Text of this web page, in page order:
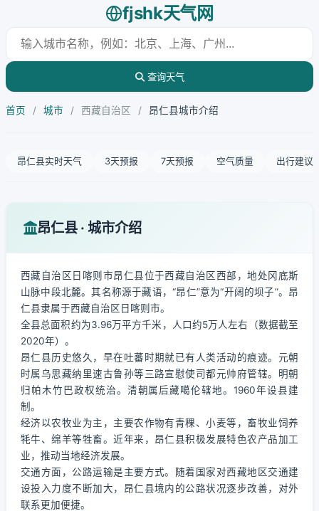
fjshk天气网
查询天气
首页 / 城市 / 西藏自治区 / 昂仁县城市介绍
昂仁县实时天气 3天预报 7天预报 空气质量 出行建议
昂仁县 · 城市介绍
西藏自治区日喀则市昂仁县位于西藏自治区西部，地处冈底斯
山脉中段北麓。其名称源于藏语，“昂仁”意为“开阔的坝子”。昂
仁县隶属于西藏自治区日喀则市。
全县总面积约为3.96万平方千米，人口约5万人左右（数据截至
2020年）。
昂仁县历史悠久，早在吐蕃时期就已有人类活动的痕迹。元朝
时属乌思藏纳里速古鲁孙等三路宣慰使司都元帅府管辖。明朝
归帕木竹巴政权统治。清朝属后藏噶伦辖地。1960年设县建
制。
经济以农牧业为主，主要农作物有青稞、小麦等，畜牧业饲养
牦牛、绵羊等牲畜。近年来，昂仁县积极发展特色农产品加工
业，推动当地经济发展。
交通方面，公路运输是主要方式。随着国家对西藏地区交通建
设投入力度不断加大，昂仁县境内的公路状况逐步改善，对外
联系更加便捷。